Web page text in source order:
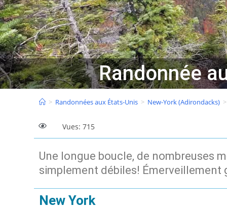
Randonnée
> Randonnées aux États-Unis > New-York (Adirondacks) >
Vues: 715
Une longue boucle, de nombreuses
simplement débiles! Émerveillement
New York